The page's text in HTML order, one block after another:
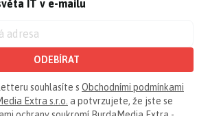
IT v e-mailu
ODEBÍRAT
souhlasíte s Obchodními podmínkami
Extra s.r.o. a potvrzujete, že jste se